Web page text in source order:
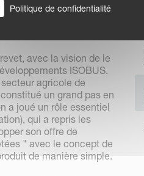
et un bus CAN entre
comme "l'entreprise
avec la vision de le
ISOBUS.
agricole de
un grand pas en
a joué un rôle essentiel
qui a repris les
son offre de
" avec le concept de
de manière simple.
Politique de confidentialité